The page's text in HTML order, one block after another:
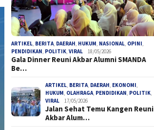
ARTIKEL BERITA DAERAH HUKUM NASIONAL OPINI
PENDIDIKAN POLITIK ,VIRAL 18/05/2026
Gala Dinner Reuni Akbar Alumni SMANDA
Be…
ARTIKEL BERITA DAERAH EKONOMI
HUKUM OLAHRAGA PENDIDIKAN POLITIK
VIRAL
17/05/2026
Jalan Sehat Temu Kangen Reuni
Akbar Alum…